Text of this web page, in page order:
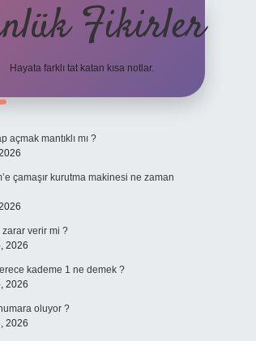
Fikirler
Hayata farklı tat katan kısa notlar.
açmak mantıklı mı ?
çamaşır kurutma makinesi ne zaman
verir mi ?
2026
kademe 1 ne demek ?
2026
oluyor ?
2026